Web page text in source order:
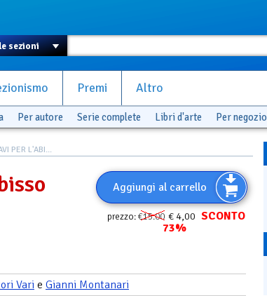
Premi Altro
Per autore Serie complete Libri d'arte Per negozio
PER L'ABI...
Aggiungi al carrello
prezzo:€15.00 € 4,00 SCONTO
73%
Vari e Gianni Montanari